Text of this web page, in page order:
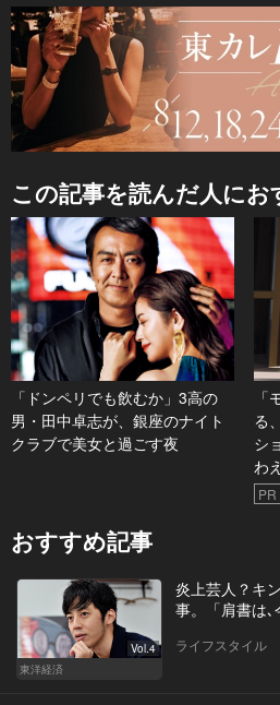
この記事を読んだ人にお
「ドンペリでも飲むか」3高の
男・田中卓志が、銀座のナイト
クラブで美女と過ごす夜
る
シ
わ
PR
おすすめ記事
Vol.4
東洋経済
炎上芸人？キ
事。「肩書は､
ライフスタイル